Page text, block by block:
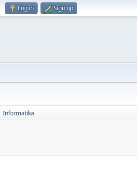
Log in Sign up
Informatika